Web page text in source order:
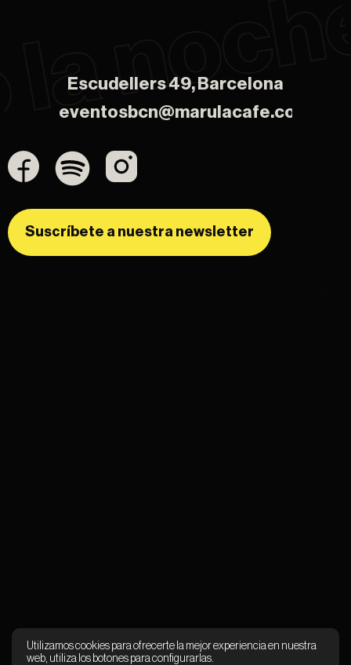
Escudellers 49, Barcelona
eventosbcn@marulacafe.com
eventosbcn@marulacafe.com
Suscríbete a nuestra newsletter
Utilizamos cookies para ofrecerte la mejor experiencia en nuestra
web, utiliza los botones para configurarlas.